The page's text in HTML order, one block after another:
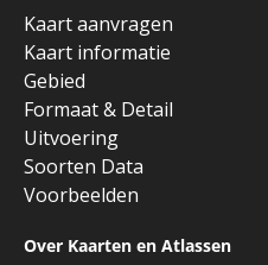
Kaart aanvragen
Kaart informatie
Gebied
Formaat & Detail
Uitvoering
Soorten Data
Voorbeelden
Over Kaarten en Atlassen